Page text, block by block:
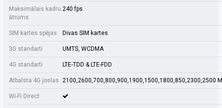
Maksimālais kadru
ātrums
240 fps
SIM kartes spējas Divas SIM kartes
3G standarti UMTS, WCDMA
4G standarti LTE-TDD & LTE-FDD
Atbalsta 4G joslas 2100,2600,700,800,900,1900,1500,1800,850,2300,2500
Wi-Fi Direct